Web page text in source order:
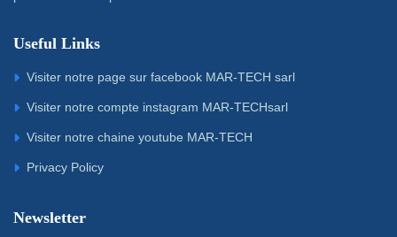
Useful Links
Visiter notre page sur facebook MAR-TECH sarl
Visiter notre compte instagram MAR-TECHsarl
Visiter notre chaine youtube MAR-TECH
Privacy Policy
Newsletter